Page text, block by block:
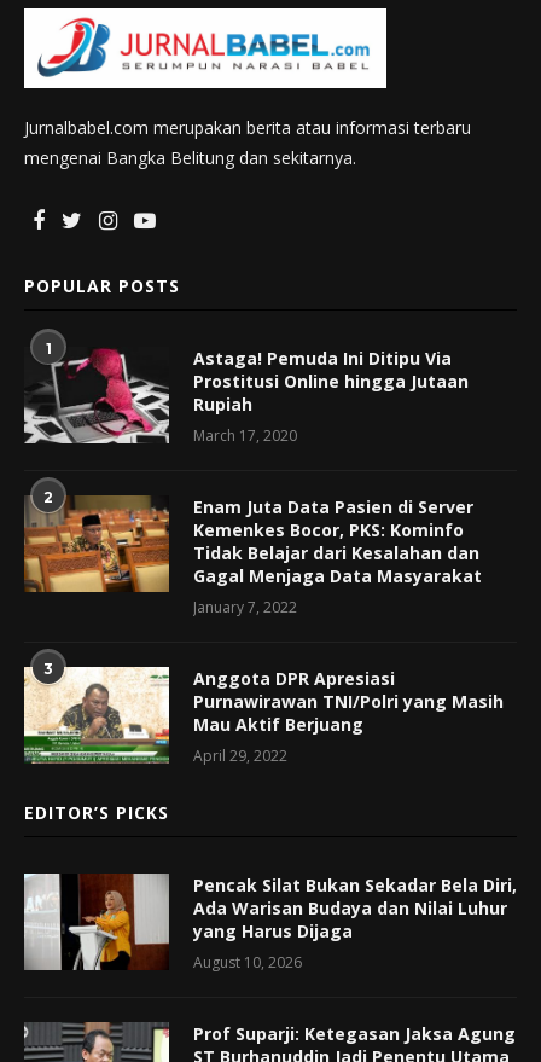
Jurnalbabel.com merupakan berita atau informasi terbaru
mengenai Bangka Belitung dan sekitarnya.
POPULAR POSTS
1
Astaga! Pemuda Ini Ditipu Via
Prostitusi Online hingga Jutaan
Rupiah
March 17, 2020
2
Enam Juta Data Pasien di Server
Kemenkes Bocor, PKS: Kominfo
Tidak Belajar dari Kesalahan dan
Gagal Menjaga Data Masyarakat
January 7, 2022
3
Anggota DPR Apresiasi
Purnawirawan TNI/Polri yang Masih
Mau Aktif Berjuang
April 29, 2022
EDITOR’S PICKS
Pencak Silat Bukan Sekadar Bela Diri,
Ada Warisan Budaya dan Nilai Luhur
yang Harus Dijaga
August 10, 2026
Prof Suparji: Ketegasan Jaksa Agung
ST Burhanuddin Jadi Penentu Utama